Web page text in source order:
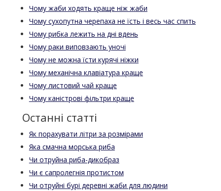
Чому жаби ходять краще ніж жаби
Чому сухопутна черепаха не їсть і весь час спить
Чому рибка лежить на дні вдень
Чому раки виповзають уночі
Чому не можна їсти курячі ніжки
Чому механічна клавіатура краще
Чому листовий чай краще
Чому каністрові фільтри краще
Останні статті
Як порахувати літри за розмірами
Яка смачна морська риба
Чи отруйна риба-дикобраз
Чи є сапролегнія протистом
Чи отруйні бурі деревні жаби для людини